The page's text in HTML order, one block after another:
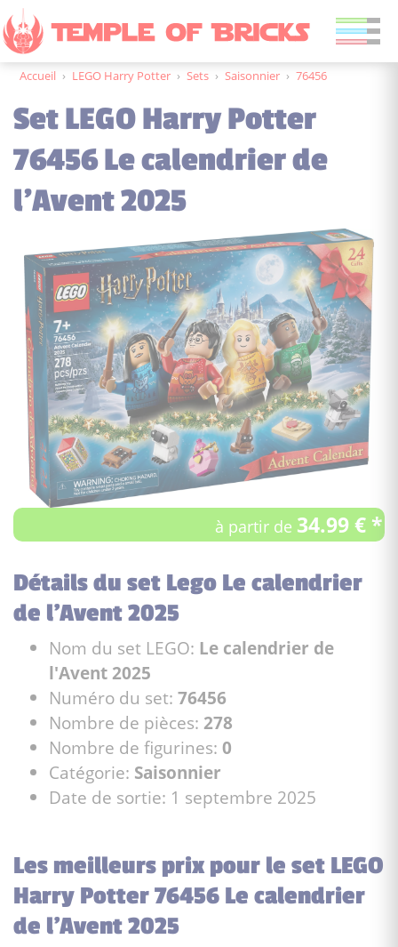
Accueil › LEGO Harry Potter › Sets › Saisonnier › 76456
Set LEGO Harry Potter
76456 Le calendrier de
l'Avent 2025
à partir de 34.99 € *
Détails du set Lego Le calendrier
de l'Avent 2025
Nom du set LEGO: Le calendrier de
l'Avent 2025
Numéro du set: 76456
Nombre de pièces: 278
Nombre de figurines: 0
Catégorie: Saisonnier
Date de sortie: 1 septembre 2025
Les meilleurs prix pour le set LEGO
Harry Potter 76456 Le calendrier
de l'Avent 2025